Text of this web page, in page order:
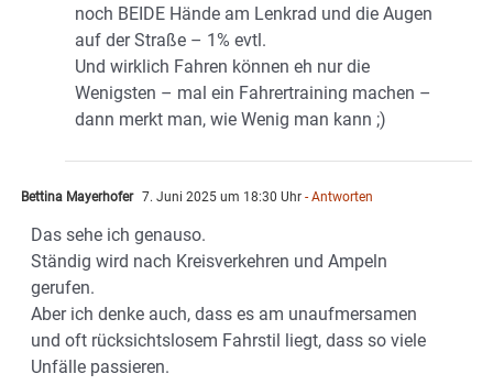
noch BEIDE Hände am Lenkrad und die Augen
auf der Straße – 1% evtl.
Und wirklich Fahren können eh nur die
Wenigsten – mal ein Fahrertraining machen –
dann merkt man, wie Wenig man kann ;)
Bettina Mayerhofer 7. Juni 2025 um 18:30 Uhr - Antworten
Das sehe ich genauso.
Ständig wird nach Kreisverkehren und Ampeln
gerufen.
Aber ich denke auch, dass es am unaufmersamen
und oft rücksichtslosem Fahrstil liegt, dass so viele
Unfälle passieren.